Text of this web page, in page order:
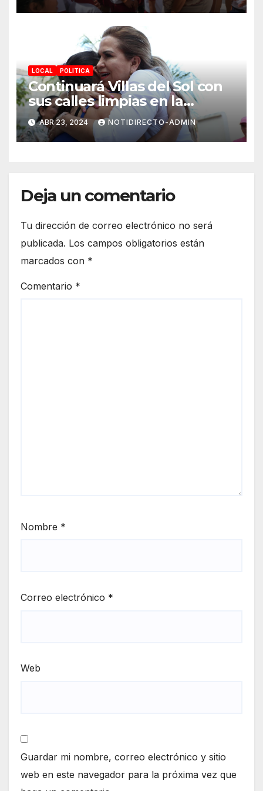
para bienestar de alumnas y
alumnos
LOCAL POLITICA
Continuará Villas del Sol con
sus calles limpias en la
renovación: Lili Campos
ABR 23, 2024 NOTIDIRECTO-ADMIN
Deja un comentario
Tu dirección de correo electrónico no será
publicada. Los campos obligatorios están
marcados con *
Comentario *
Nombre *
Correo electrónico *
Web
Guardar mi nombre, correo electrónico y sitio
web en este navegador para la próxima vez que